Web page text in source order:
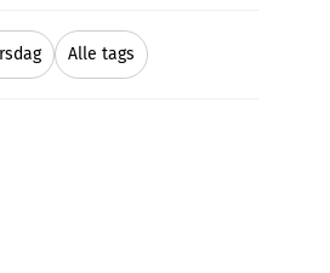
Alle tags